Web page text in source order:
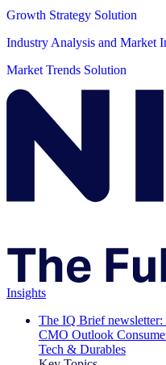
Growth Strategy Solution
Industry Analysis and Market
Market Trends Solution
Insights
The IQ Brief
CMO Outlook
Tech & Durables